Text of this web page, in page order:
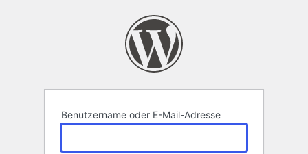
Benutzername oder E-Mail-Adresse